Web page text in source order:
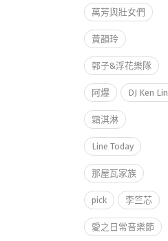
萬芳與壯女們
黃韻玲
郭子&浮花樂隊
阿爆 DJ Ken Lin
霜淇淋
Line Today
那屋瓦家族
pick 李竺芯
愛之日常音樂節